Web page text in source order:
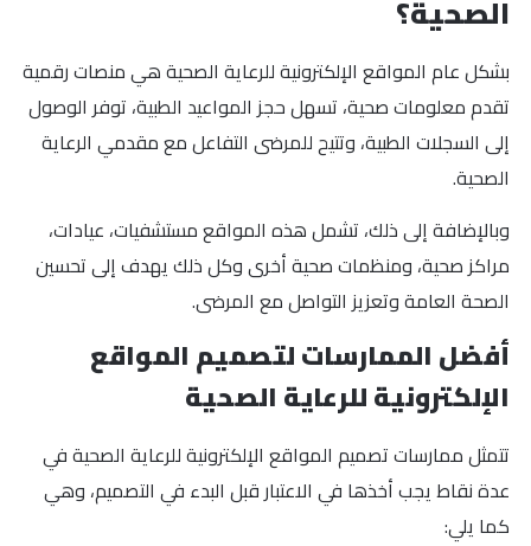
الصحية؟
بشكل عام المواقع الإلكترونية للرعاية الصحية هي منصات رقمية
تقدم معلومات صحية، تسهل حجز المواعيد الطبية، توفر الوصول
إلى السجلات الطبية، وتتيح للمرضى التفاعل مع مقدمي الرعاية
الصحية.
وبالإضافة إلى ذلك، تشمل هذه المواقع مستشفيات، عيادات،
مراكز صحية، ومنظمات صحية أخرى وكل ذلك يهدف إلى تحسين
الصحة العامة وتعزيز التواصل مع المرضى.
أفضل الممارسات لتصميم المواقع
الإلكترونية للرعاية الصحية
تتمثل ممارسات تصميم المواقع الإلكترونية للرعاية الصحية في
عدة نقاط يجب أخذها في الاعتبار قبل البدء في التصميم، وهي
كما يلي: